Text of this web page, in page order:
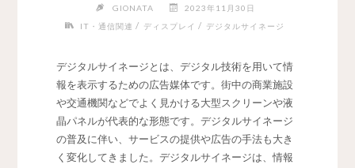
GIONATA
2023年11月30日
IT・通信関連 / ディスプレイ / デジタルサイネージ
デジタルサイネージとは、デジタル技術を用いて情
報を表示するための広告媒体です。 街中の商業施設
や交通機関などでよく見かける大型スクリーンや液
晶パネルが代表的な形態です。デジタルサイネージ
の普及に伴い、サービスの提供や広告の手法も大き
く変化してきました。デジタルサイネージは、情報